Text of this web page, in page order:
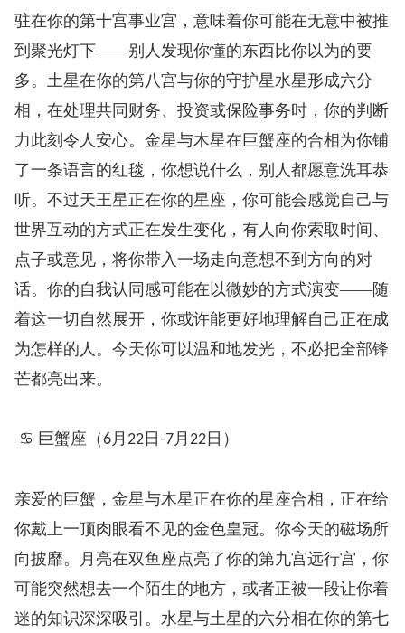
驻在你的第十宫事业宫，意味着你可能在无意中被推
到聚光灯下——别人发现你懂的东西比你以为的要
多。土星在你的第八宫与你的守护星水星形成六分
相，在处理共同财务、投资或保险事务时，你的判断
力此刻令人安心。金星与木星在巨蟹座的合相为你铺
了一条语言的红毯，你想说什么，别人都愿意洗耳恭
听。不过天王星正在你的星座，你可能会感觉自己与
世界互动的方式正在发生变化，有人向你索取时间、
点子或意见，将你带入一场走向意想不到方向的对
话。你的自我认同感可能在以微妙的方式演变——随
着这一切自然展开，你或许能更好地理解自己正在成
为怎样的人。今天你可以温和地发光，不必把全部锋
芒都亮出来。
♋ 巨蟹座（6 月 22日-7 月 22日）
亲爱的巨蟹，金星与木星正在你的星座合相，正在给
你戴上一顶肉眼看不见的金色皇冠。你今天的磁场所
向披靡。月亮在双鱼座点亮了你的第九宫远行宫，你
可能突然想去一个陌生的地方，或者正被一段让你着
迷的知识深深吸引。水星与土星的六分相在你的第七